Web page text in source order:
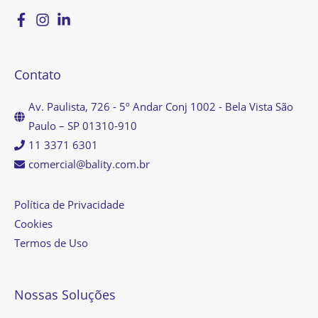
Contato
Av. Paulista, 726 - 5º Andar Conj 1002 - Bela Vista São
Paulo – SP 01310-910
11 3371 6301
comercial@bality.com.br
Política de Privacidade
Cookies
Termos de Uso
Nossas Soluções